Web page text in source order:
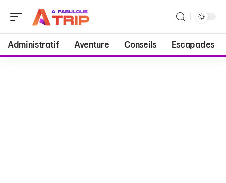
Administratif Aventure Conseils Escapades